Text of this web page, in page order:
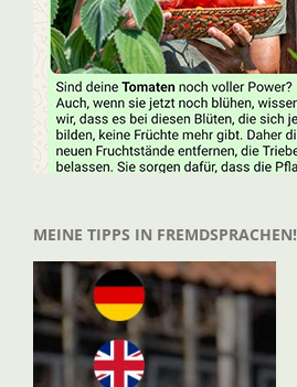
MEINE TIPPS IN FREMDSPRACHEN!